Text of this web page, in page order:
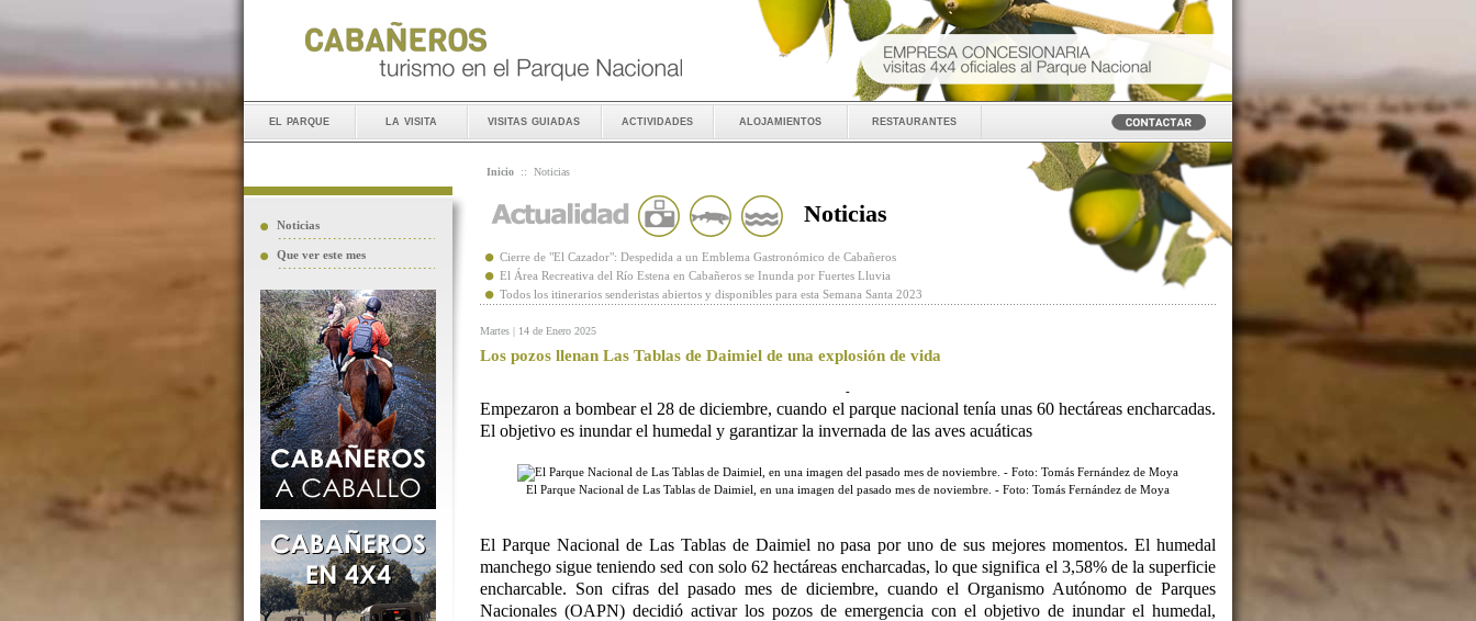
el parque la visita visitas guiadas actividades alojamientos restaurantes
Noticias
Que ver este mes
Inicio :: Noticias
Noticias
Cierre de "El Cazador": Despedida a un Emblema Gastronómico de Cabañeros
El Área Recreativa del Río Estena en Cabañeros se Inunda por Fuertes Lluvia
Todos los itinerarios senderistas abiertos y disponibles para esta Semana Santa 2023
Martes | 14 de Enero 2025
Los pozos llenan Las Tablas de Daimiel de una explosión de vida
-
Empezaron a bombear el 28 de diciembre, cuando el parque nacional tenía unas 60 hectáreas encharcadas.
El objetivo es inundar el humedal y garantizar la invernada de las aves acuáticas
El Parque Nacional de Las Tablas de Daimiel, en una imagen del pasado mes de noviembre. - Foto: Tomás Fernández de Moya
El Parque Nacional de Las Tablas de Daimiel no pasa por uno de sus mejores momentos. El humedal
manchego sigue teniendo sed con solo 62 hectáreas encharcadas, lo que significa el 3,58% de la superficie
encharcable. Son cifras del pasado mes de diciembre, cuando el Organismo Autónomo de Parques
Nacionales (OAPN) decidió activar los pozos de emergencia con el objetivo de inundar el humedal,